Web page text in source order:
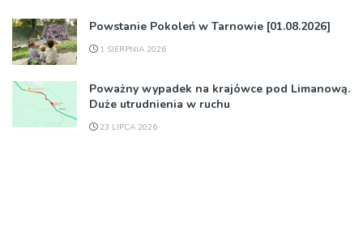
Powstanie Pokoleń w Tarnowie [01.08.2026]
1 SIERPNIA 2026
Poważny wypadek na krajówce pod Limanową.
Duże utrudnienia w ruchu
23 LIPCA 2026